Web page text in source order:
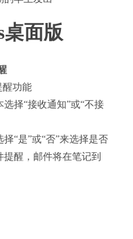
面版
醒功能
择“接收通知”或“不接
“是”或“否”来选择是否
醒，邮件将在笔记到